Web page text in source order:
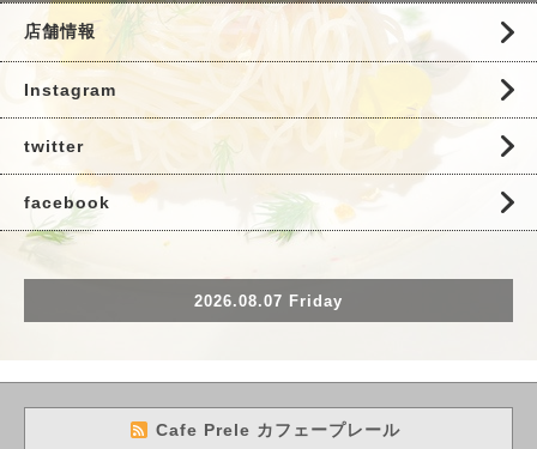
店舗情報
Instagram
twitter
facebook
2026.08.07 Friday
Cafe Prele カフェープレール